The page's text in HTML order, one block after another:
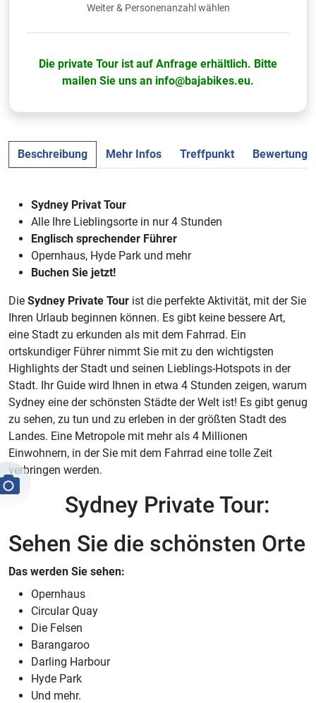
Weiter & Personenanzahl wählen
Die private Tour ist auf Anfrage erhältlich. Bitte
mailen Sie uns an info@bajabikes.eu.
Beschreibung Mehr Infos Treffpunkt
Sydney Privat Tour
Alle Ihre Lieblingsorte in nur 4 Stunden
Englisch sprechender Führer
Opernhaus, Hyde Park und mehr
Buchen Sie jetzt!
Die Sydney Private Tour ist die perfekte Aktivität, mit der Sie
Ihren Urlaub beginnen können. Es gibt keine bessere Art,
eine Stadt zu erkunden als mit dem Fahrrad. Ein
ortskundiger Führer nimmt Sie mit zu den wichtigsten
Highlights der Stadt und seinen Lieblings-Hotspots in der
Stadt. Ihr Guide wird Ihnen in etwa 4 Stunden zeigen, warum
Sydney eine der schönsten Städte der Welt ist! Es gibt genug
zu sehen, zu tun und zu erleben in der größten Stadt des
Landes. Eine Metropole mit mehr als 4 Millionen
Einwohnern, in der Sie mit dem Fahrrad eine tolle Zeit
verbringen werden.
Sydney Private Tour:
Sehen Sie die schönsten Orte
Das werden Sie sehen:
Opernhaus
Circular Quay
Die Felsen
Barangaroo
Darling Harbour
Hyde Park
Und mehr.